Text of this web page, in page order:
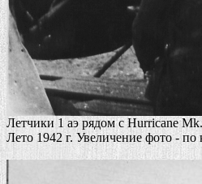
Летчики 1 аэ рядом с Hurricane
Лето 1942 г. Увеличение фото - по